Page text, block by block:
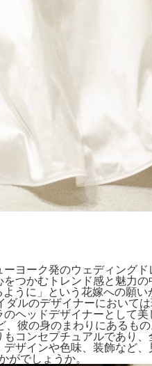
ヨーク発のウェディング
つかむトレンド感と魅力
うに」という花嫁への願い
ルのデザイナーにおいて
ッドデザイナーとして美
彼の身のまわりにあるも
コンセプチュアルであり
ザインや色味、装飾など
でしょうか。